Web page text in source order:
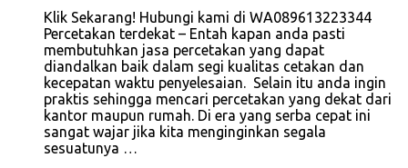
Klik Sekarang! Hubungi kami di WA089613223344
Percetakan terdekat – Entah kapan anda pasti
membutuhkan jasa percetakan yang dapat
diandalkan baik dalam segi kualitas cetakan dan
kecepatan waktu penyelesaian. Selain itu anda ingin
praktis sehingga mencari percetakan yang dekat dari
kantor maupun rumah. Di era yang serba cepat ini
sangat wajar jika kita menginginkan segala
sesuatunya …